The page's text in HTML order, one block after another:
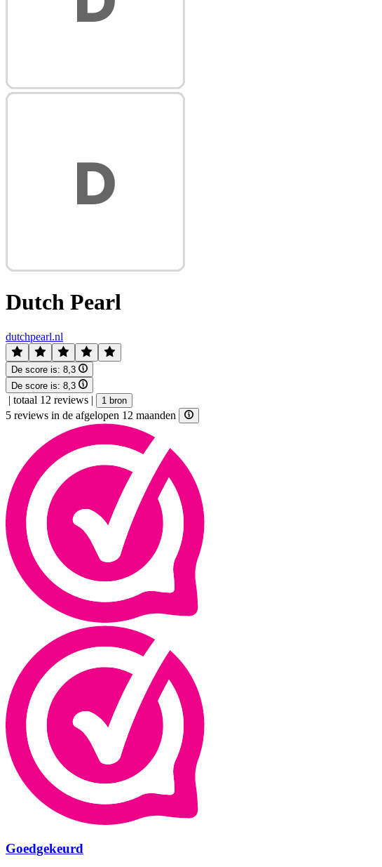
Dutch Pearl
dutchpearl.nl
De score is: 8,3
De score is: 8,3
| totaal 12 reviews | 1 bron
5 reviews in de afgelopen 12 maanden
Goedgekeurd